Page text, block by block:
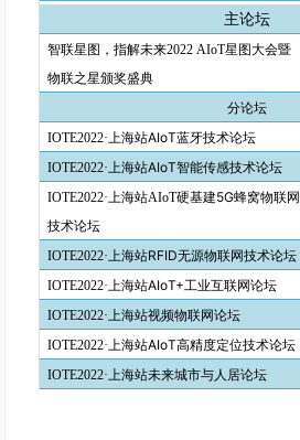
来
看
国
际
形
势
、
观
政
策
、
产
业
主论坛
智联星图，指解未来2022 AIoT星图大会暨
物联之星颁奖盛典
分论坛
IOTE2022·上海站AIoT蓝牙技术论坛
IOTE2022·上海站AIoT智能传感技术论坛
IOTE2022·上海站AIoT硬基建5G蜂窝物联网
技术论坛
IOTE2022·上海站RFID无源物联网技术论坛
IOTE2022·上海站AIoT+工业互联网论坛
IOTE2022·上海站视频物联网论坛
IOTE2022·上海站AIoT高精度定位技术论坛
IOTE2022·上海站未来城市与人居论坛